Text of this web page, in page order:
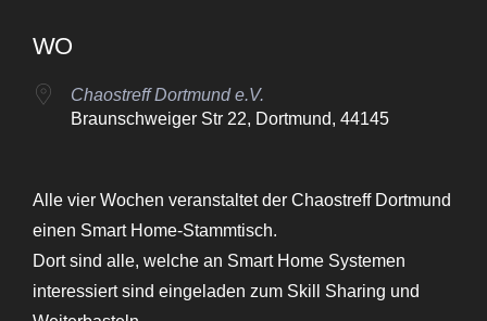
WO
Chaostreff Dortmund e.V.
Braunschweiger Str 22, Dortmund, 44145
Alle vier Wochen veranstaltet der Chaostreff Dortmund
einen Smart Home-Stammtisch.
Dort sind alle, welche an Smart Home Systemen
interessiert sind eingeladen zum Skill Sharing und